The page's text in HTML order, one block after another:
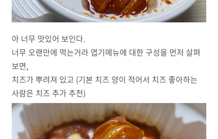
아 너무 맛있어 보인다.
너무 오랜만에 먹는거라 엽기메뉴에 대한 구성을 먼저 살펴
보면,
치즈가 뿌려져 있고 (기본 치즈 양이 적어서 치즈 좋아하는
사람은 치즈 추가 추천)